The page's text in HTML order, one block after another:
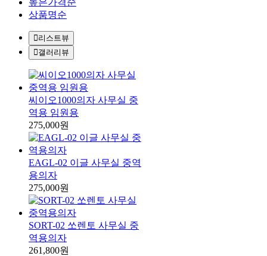
높은가격순
상품명순
리스트뷰
갤러리뷰
씨이오1000의자 사무실 중
역용 임원용
275,000원
EAGL-02 이글 사무실 중역
용의자
275,000원
SORT-02 쏘렌토 사무실 중
역용의자
261,800원